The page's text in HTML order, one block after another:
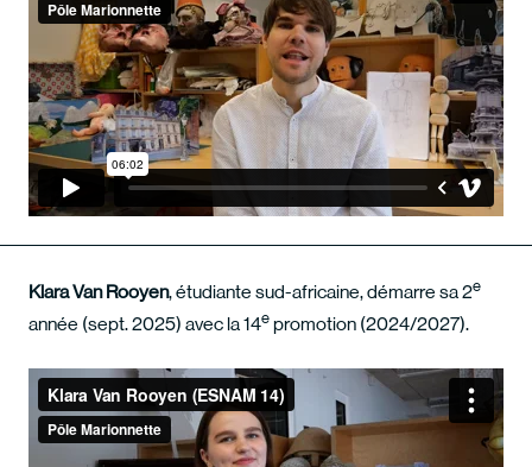
Klara Van Rooyen, étudiante sud-africaine, démarre sa 2e
année (sept. 2025) avec la 14e promotion (2024/2027).